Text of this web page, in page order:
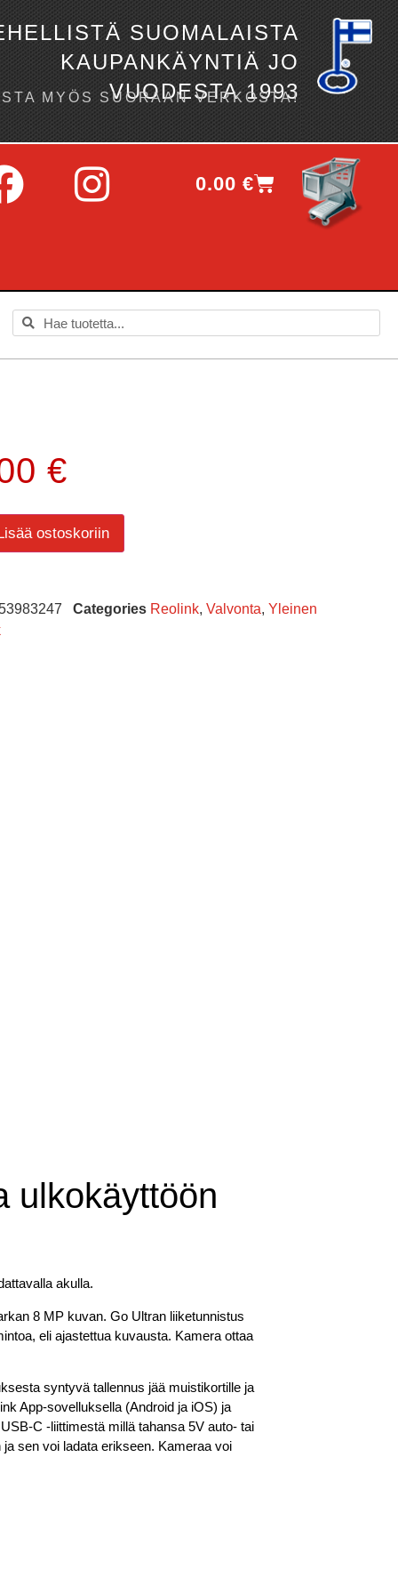
SUOMALAISTA
KAUPANKÄYNTIÄ JO
VUODESTA 1993
MYÖS SUORAAN VERKOSTA!
0.00€
€
Lisää ostoskoriin
Categories Reolink, Valvonta, Yleinen
ulkokäyttöön
akulla.
8 MP kuvan. Go Ultran liiketunnistus
eli ajastettua kuvausta. Kamera ottaa
syntyvä tallennus jää muistikortille ja
App-sovelluksella (Android ja iOS) ja
C -liittimestä millä tahansa 5V auto- tai
sen voi ladata erikseen. Kameraa voi